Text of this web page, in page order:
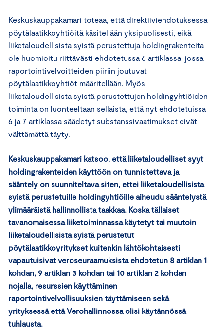
Keskuskauppakamari toteaa, että direktiiviehdotuksessa
pöytälaatikkoyhtiöitä käsitellään yksipuolisesti, eikä
liiketaloudellisista syistä perustettuja holdingrakenteita
ole huomioitu riittävästi ehdotetussa 6 artiklassa, jossa
raportointivelvoitteiden piiriin joutuvat
pöytälaatikkoyhtiöt määritellään. Myös
liiketaloudellisista syistä perustettujen holdingyhtiöiden
toiminta on luonteeltaan sellaista, että nyt ehdotetuissa
6 ja 7 artiklassa säädetyt substanssivaatimukset eivät
välttämättä täyty.
Keskuskauppakamari katsoo, että liiketaloudelliset syyt
holdingrakenteiden käyttöön on tunnistettava ja
sääntely on suunniteltava siten, ettei liiketaloudellisista
syistä perustetuille holdingyhtiöille aiheudu sääntelystä
ylimääräistä hallinnollista taakkaa. Koska tällaiset
tavanomaisessa liiketoiminnassa käytetyt tai muutoin
liiketaloudellisista syistä perustetut
pöytälaatikkoyritykset kuitenkin lähtökohtaisesti
vapautuisivat veroseuraamuksista ehdotetun 8 artiklan 1
kohdan, 9 artiklan 3 kohdan tai 10 artiklan 2 kohdan
nojalla, resurssien käyttäminen
raportointivelvollisuuksien täyttämiseen sekä
yrityksessä että Verohallinnossa olisi käytännössä
tuhlausta.